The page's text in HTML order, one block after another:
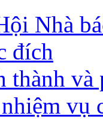
Nhà
đích
thành và
vụ